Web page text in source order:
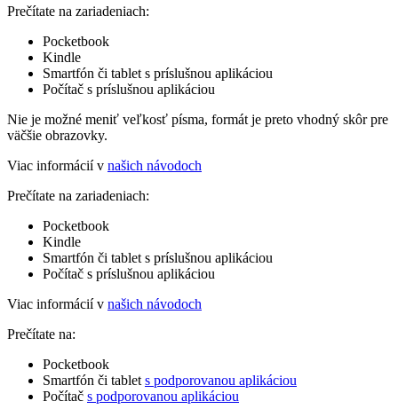
Prečítate na zariadeniach:
Pocketbook
Kindle
Smartfón či tablet s príslušnou aplikáciou
Počítač s príslušnou aplikáciou
Nie je možné meniť veľkosť písma, formát je preto vhodný skôr pre
väčšie obrazovky.
Viac informácií v našich návodoch
Prečítate na zariadeniach:
Pocketbook
Kindle
Smartfón či tablet s príslušnou aplikáciou
Počítač s príslušnou aplikáciou
Viac informácií v našich návodoch
Prečítate na:
Pocketbook
Smartfón či tablet s podporovanou aplikáciou
Počítač s podporovanou aplikáciou